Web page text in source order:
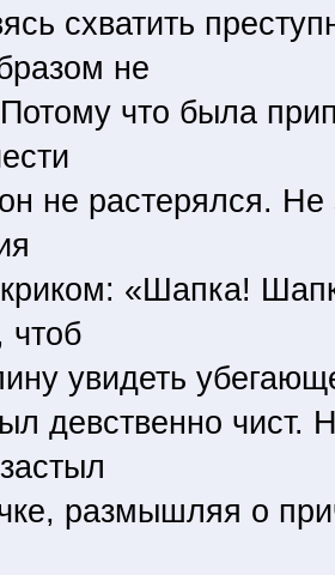
схватить
не
что была
не растерялся.
«Шапка!
чтоб
увидеть
девственно чист.
размышляя о